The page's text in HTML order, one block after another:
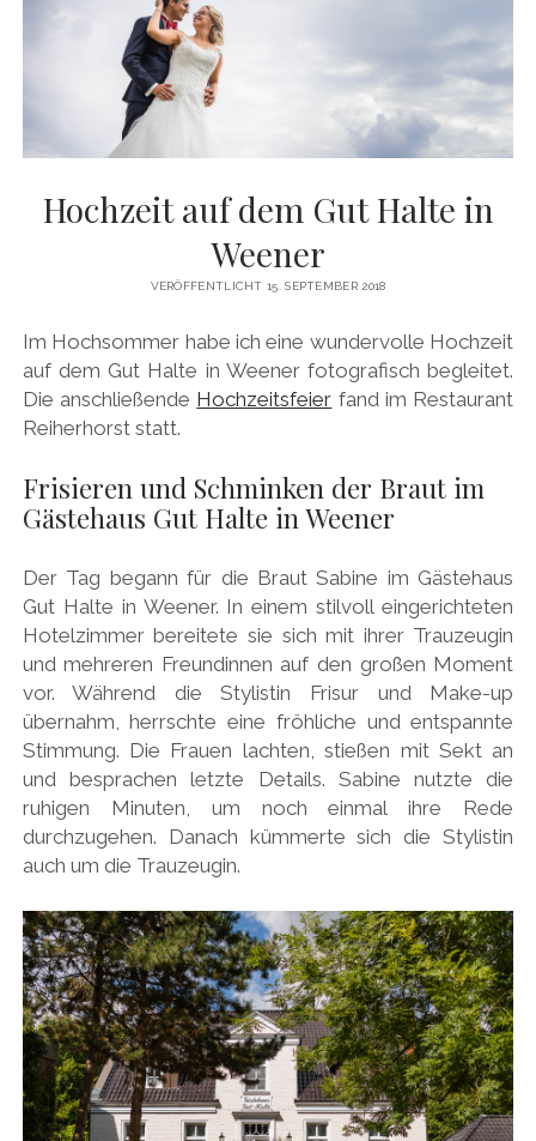
Hochzeit auf dem Gut Halte in
Weener
VERÖFFENTLICHT 15. SEPTEMBER 2018
Im Hochsommer habe ich eine wundervolle Hochzeit
auf dem Gut Halte in Weener fotografisch begleitet.
Die anschließende Hochzeitsfeier fand im Restaurant
Reiherhorst statt.
Frisieren und Schminken der Braut im
Gästehaus Gut Halte in Weener
Der Tag begann für die Braut Sabine im Gästehaus
Gut Halte in Weener. In einem stilvoll eingerichteten
Hotelzimmer bereitete sie sich mit ihrer Trauzeugin
und mehreren Freundinnen auf den großen Moment
vor. Während die Stylistin Frisur und Make-up
übernahm, herrschte eine fröhliche und entspannte
Stimmung. Die Frauen lachten, stießen mit Sekt an
und besprachen letzte Details. Sabine nutzte die
ruhigen Minuten, um noch einmal ihre Rede
durchzugehen. Danach kümmerte sich die Stylistin
auch um die Trauzeugin.